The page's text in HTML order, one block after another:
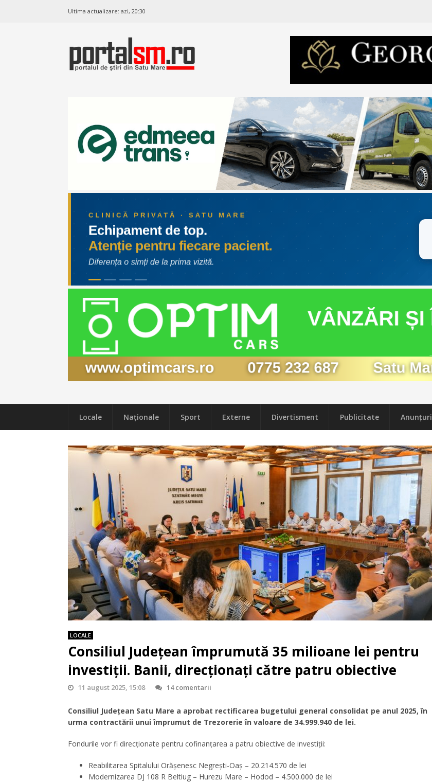
Ultima actualizare: azi, 20:30
Locale Naţionale Sport Externe Divertisment Publicitate Anunțuri
LOCALE
Consiliul Județean împrumută 35 milioane lei pentru
investiții. Banii, direcționați către patru obiective
11 august 2025, 15:08 14 comentarii
Consiliul Județean Satu Mare a aprobat rectificarea bugetului general consolidat pe anul 2025, în
urma contractării unui împrumut de Trezorerie în valoare de 34.999.940 de lei.
Fondurile vor fi direcționate pentru cofinanțarea a patru obiective de investiții:
Reabilitarea Spitalului Orășenesc Negrești-Oaș – 20.214.570 de lei
Modernizarea DJ 108 R Beltiug – Hurezu Mare – Hodod – 4.500.000 de lei